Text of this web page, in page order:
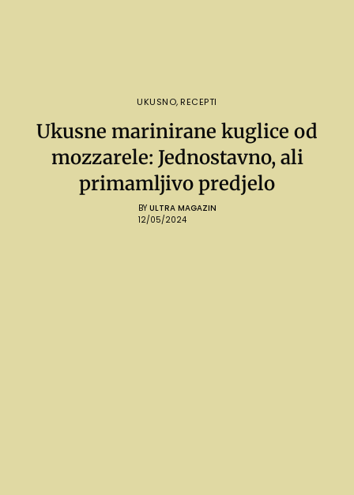
UKUSNO, RECEPTI
Ukusne marinirane kuglice od
mozzarele: Jednostavno, ali
primamljivo predjelo
BY ULTRA MAGAZIN
12/05/2024